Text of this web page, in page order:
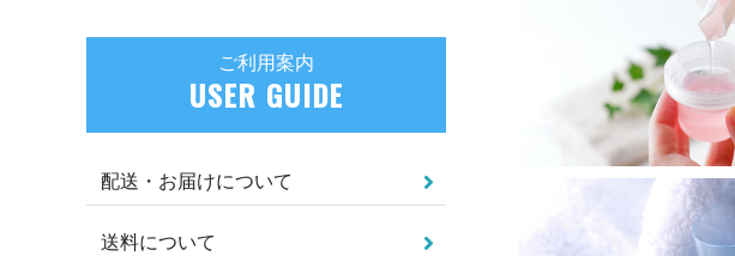
ご利用案内
USER GUIDE
配送・お届けについて
送料について